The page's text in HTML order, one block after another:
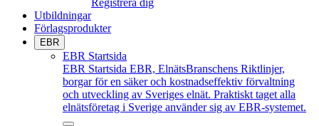
Registrera dig
Utbildningar
Förlagsprodukter
EBR
EBR Startsida
EBR Startsida EBR, ElnätsBranschens Riktlinjer,
borgar för en säker och kostnadseffektiv förvaltning
och utveckling av Sveriges elnät. Praktiskt taget alla
elnätsföretag i Sverige använder sig av EBR-systemet.